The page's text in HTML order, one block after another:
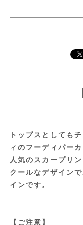
トップスとしても
ィのフーディパーカ
人気のスカープリン
クールなデザイン
インです。
【ご注意】